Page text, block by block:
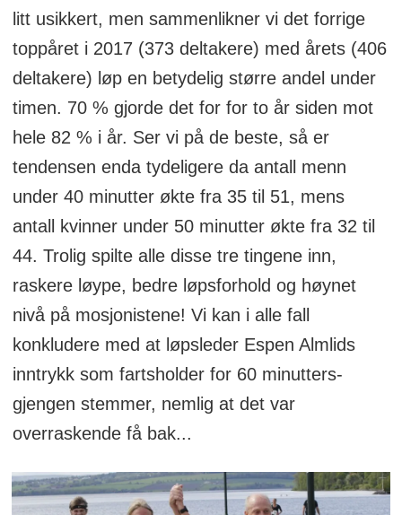
litt usikkert, men sammenlikner vi det forrige
toppåret i 2017 (373 deltakere) med årets (406
deltakere) løp en betydelig større andel under
timen. 70 % gjorde det for for to år siden mot
hele 82 % i år. Ser vi på de beste, så er
tendensen enda tydeligere da antall menn
under 40 minutter økte fra 35 til 51, mens
antall kvinner under 50 minutter økte fra 32 til
44. Trolig spilte alle disse tre tingene inn,
raskere løype, bedre løpsforhold og høynet
nivå på mosjonistene! Vi kan i alle fall
konkludere med at løpsleder Espen Almlids
inntrykk som fartsholder for 60 minutters-
gjengen stemmer, nemlig at det var
overraskende få bak...